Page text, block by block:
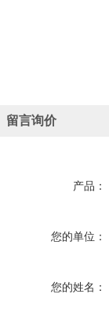
留言询价
产品：
您的单位：
您的姓名：